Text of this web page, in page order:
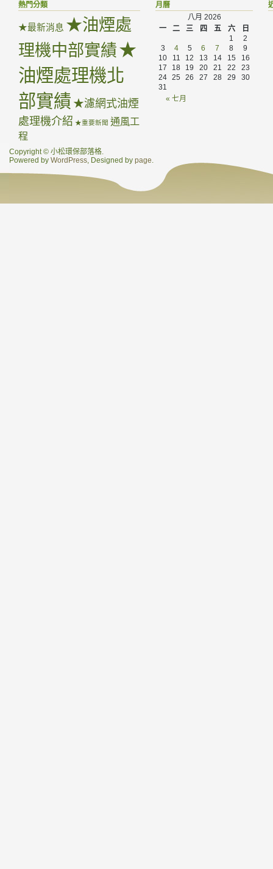
熱門分類
★最新消息 ★油煙處
理機中部實績★
油煙處理機北
部實績 ★濾網式油煙
處理機介紹 ★重要新聞 通風工
程
月曆
八月 2026
一
二 三 四 五 六 日
« 七月
1
2
3
4 5 6 7 8
9
10
11 12 13 14 15
16
17
18 19 20 21 22
23
24 25 26 27 28 29
30
31
Copyright © 小松環保部落格.
Powered by WordPress, Designed by page.